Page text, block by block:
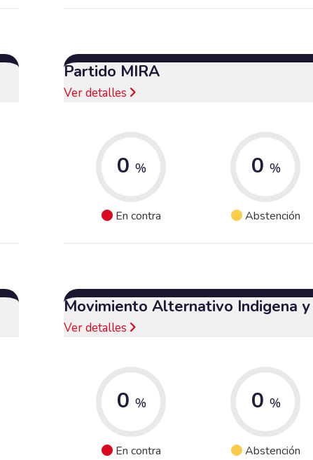
Partido MIRA
Ver detalles
0 %
En contra
0 %
Abstención
Movimiento Alternativo Indigena
Ver detalles
0 %
En contra
0 %
Abstención